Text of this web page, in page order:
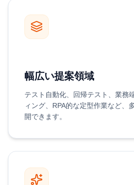
幅広い提案領域
テスト自動化、回帰テスト、業務
ィング、RPA的な定型作業など、
開できます。